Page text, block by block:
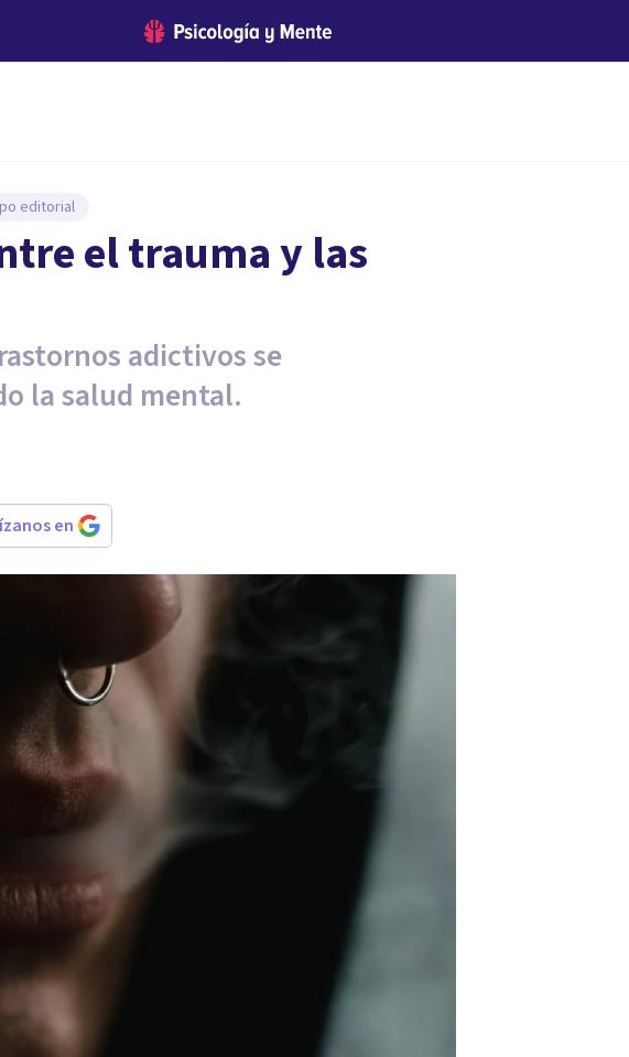
editorial
el trauma y las
adictivos se
la salud mental.
en